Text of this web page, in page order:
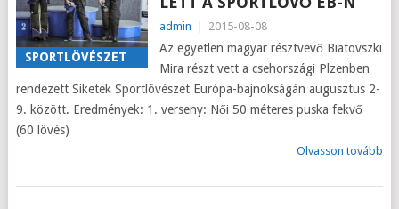
SPORTLÖVÉSZET
admin 2015-08-08
Az egyetlen magyar résztvevő Biatovszki
Mira részt vett a csehországi Plzenben
rendezett Siketek Sportlövészet Európa-bajnokságán augusztus 2-
9. között. Eredmények: 1. verseny: Női 50 méteres puska fekvő
(60 lövés)
Olvasson tovább